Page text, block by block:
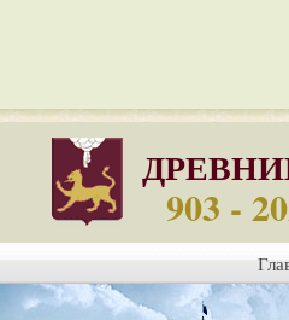
903 -